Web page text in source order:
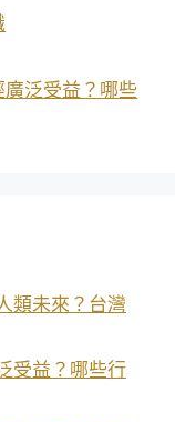
泛受益？哪些
類未來？台灣
受益？哪些行